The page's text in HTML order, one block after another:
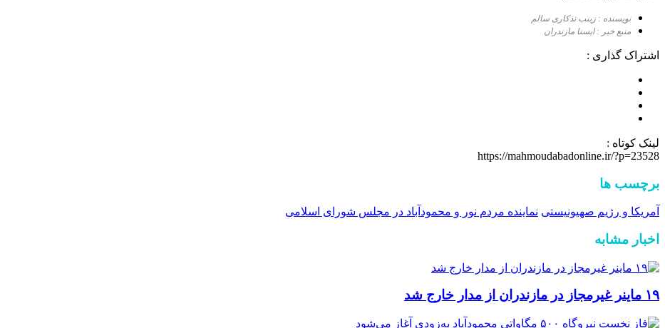
نویسنده : زینب تذکاری سالم
منبع خبر : ایسنا مازندران
اشتراک گذاری :
لینک کوتاه :
https://mahmoudabadonline.ir/?p=23528
برچسب ها
آمریکا و رژیم صهیونیستی نماینده مردم نور و محمودآباد در مجلس شورای اسلامی
اخبار مشابه
۱۹ ماینر غیرمجاز در مازندران از مدار خارج شد